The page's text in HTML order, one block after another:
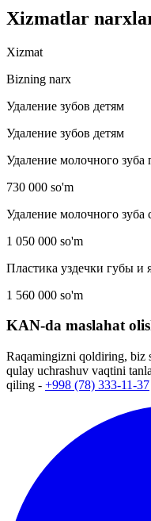
Xizmatlar
Xizmat
Bizning narx
Удаление зубов детям
Удаление зубов детям
Удаление молочного зуба
730 000 so'm
Удаление молочного зуба
1 050 000 so'm
Пластика уздечки губы и
1 560 000 so'm
KAN-da maslahat
Raqamingizni qoldiring, biz
qulay uchrashuv vaqtini
qiling - +998 (78) 333-11-37